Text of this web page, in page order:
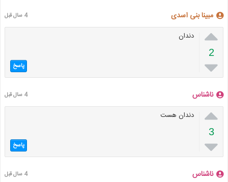
مبینا بنی اسدی 4 سال قبل

2

دندان
پاسخ
ناشناس 4 سال قبل

3

دندان هست
پاسخ
ناشناس 4 سال قبل